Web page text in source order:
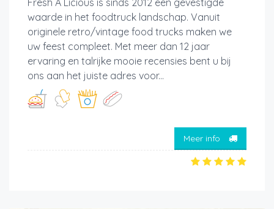
waarde in het foodtruck landschap. Vanuit
originele retro/vintage food trucks maken we
uw feest compleet. Met meer dan 12 jaar
ervaring en talrijke mooie recensies bent u bij
ons aan het juiste adres voor...
Meer info